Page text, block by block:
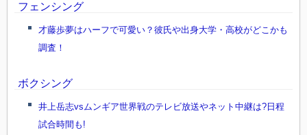
フェンシング
才藤歩夢はハーフで可愛い？彼氏や出身大学・高校がどこかも
調査！
ボクシング
井上岳志vsムンギア世界戦のテレビ放送やネット中継は?日程
試合時間も!